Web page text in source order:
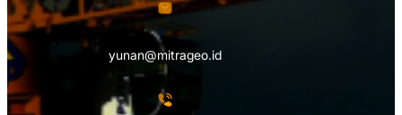
yunan@mitrageo.id